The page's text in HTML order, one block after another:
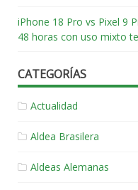
iPhone 18 Pro vs Pixel 9
48 horas con uso mixto
CATEGORÍAS
Actualidad
Aldea Brasilera
Aldeas Alemanas